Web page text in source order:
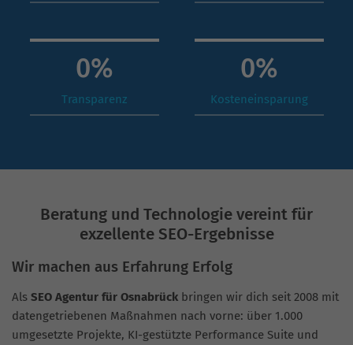
0%
Transparenz
0%
Kosteneinsparung
Beratung und Technologie vereint für
exzellente SEO-Ergebnisse
Wir machen aus Erfahrung Erfolg
Als SEO Agentur für Osnabrück bringen wir dich seit 2008 mit
datengetriebenen Maßnahmen nach vorne: über 1.000
umgesetzte Projekte, KI-gestützte Performance Suite und